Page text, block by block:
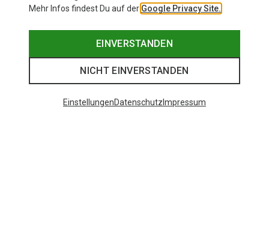
Mehr Infos findest Du auf der Google Privacy Site.
EINVERSTANDEN
NICHT EINVERSTANDEN
EinstellungenDatenschutz Impressum